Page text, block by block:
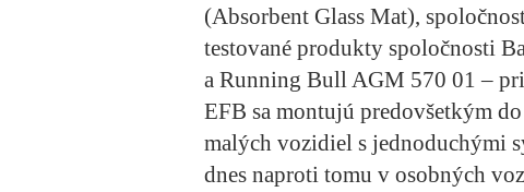
(Absorbent Glass Mat),
testované produkty spoločnosti
a Running Bull AGM 570 01 –
EFB sa montujú predovšetkým
malých vozidiel s jednoduchými
dnes naproti tomu v osobných